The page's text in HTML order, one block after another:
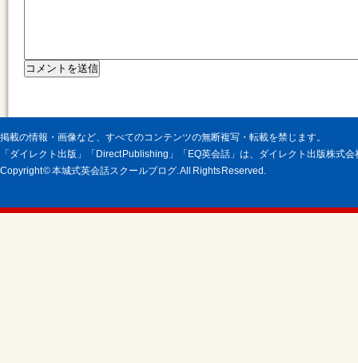
掲載の情報・画像など、すべてのコンテンツの無断複写・転載を禁じます。
「ダイレクト出版」「Direct Publishing」「EQ英会話」は、ダイレクト出版株式
Copyright © 本城式英会話スクールブログ. All Rights Reserved.